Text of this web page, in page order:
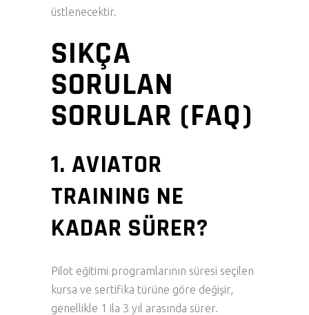
üstlenecektir.
SIKÇA
SORULAN
SORULAR (FAQ)
1. AVIATOR
TRAINING NE
KADAR SÜRER?
Pilot eğitimi programlarının süresi seçilen
kursa ve sertifika türüne göre değişir,
genellikle 1 ila 3 yıl arasında sürer.